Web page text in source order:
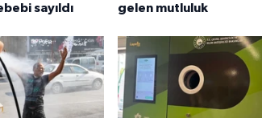
sayıldı
gelen mutluluk